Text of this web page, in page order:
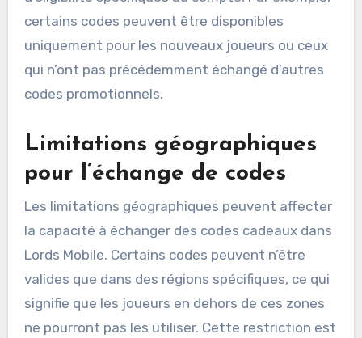
certains codes peuvent être disponibles
uniquement pour les nouveaux joueurs ou ceux
qui n’ont pas précédemment échangé d’autres
codes promotionnels.
Limitations géographiques
pour l’échange de codes
Les limitations géographiques peuvent affecter
la capacité à échanger des codes cadeaux dans
Lords Mobile. Certains codes peuvent n’être
valides que dans des régions spécifiques, ce qui
signifie que les joueurs en dehors de ces zones
ne pourront pas les utiliser. Cette restriction est